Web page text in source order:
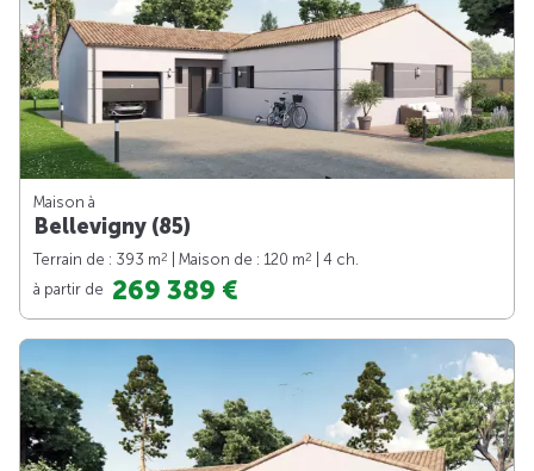
Maison à
Bellevigny (85)
Terrain de : 393 m2 | Maison de : 120 m2
| 4 ch.
à partir de 269 389 €